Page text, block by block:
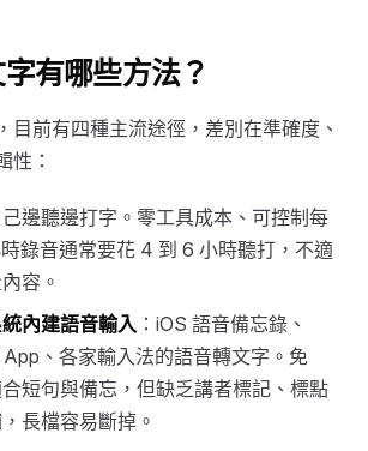
有哪些方法？
目前有四種主流途徑，差別在準確度、
性：
己邊聽邊打字。零工具成本、可控制每
錄音通常要花 4 到 6 小時聽打，不適
容。
內建語音輸入 ：iOS 語音備忘錄、
、各家輸入法的語音轉文字。免
短句與備忘，但缺乏講者標記、標點
長檔容易斷掉。